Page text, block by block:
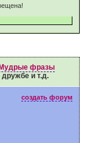
фразы
и т.д.
создать форум